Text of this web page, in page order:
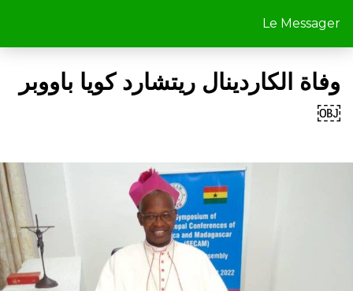
Le Messager
وفاة الكاردينال ريتشارد كويا باووبر
￼